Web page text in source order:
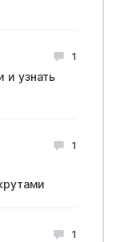
1
и узнать
1
1